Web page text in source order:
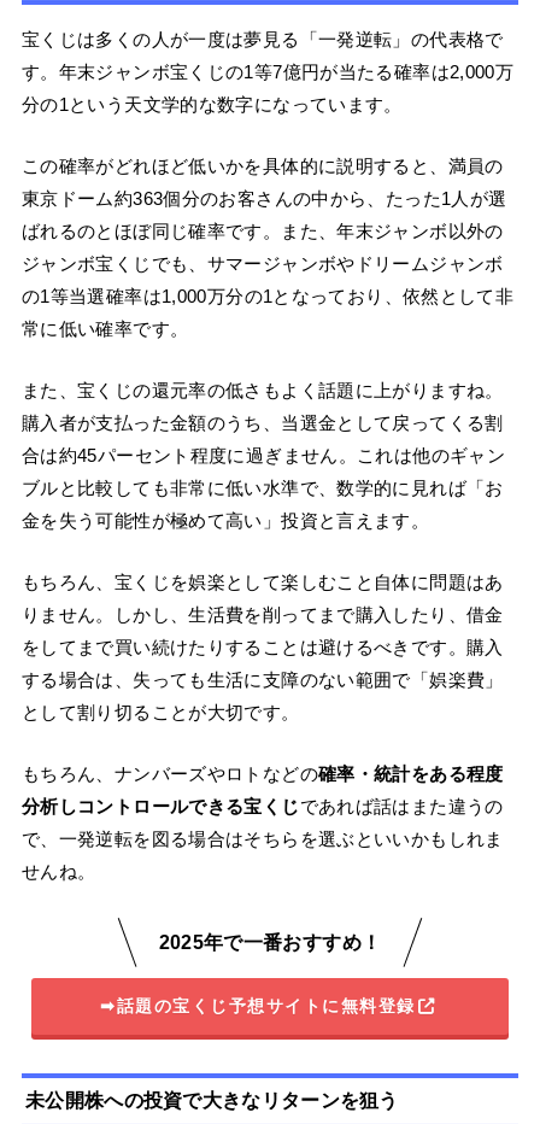
宝くじは多くの人が一度は夢見る「一発逆転」の代表格で
す。年末ジャンボ宝くじの1等7億円が当たる確率は2,000万
分の1という天文学的な数字になっています。
この確率がどれほど低いかを具体的に説明すると、満員の
東京ドーム約363個分のお客さんの中から、たった1人が選
ばれるのとほぼ同じ確率です。また、年末ジャンボ以外の
ジャンボ宝くじでも、サマージャンボやドリームジャンボ
の1等当選確率は1,000万分の1となっており、依然として非
常に低い確率です。
また、宝くじの還元率の低さもよく話題に上がりますね。
購入者が支払った金額のうち、当選金として戻ってくる割
合は約45パーセント程度に過ぎません。これは他のギャン
ブルと比較しても非常に低い水準で、数学的に見れば「お
金を失う可能性が極めて高い」投資と言えます。
もちろん、宝くじを娯楽として楽しむこと自体に問題はあ
りません。しかし、生活費を削ってまで購入したり、借金
をしてまで買い続けたりすることは避けるべきです。購入
する場合は、失っても生活に支障のない範囲で「娯楽費」
として割り切ることが大切です。
もちろん、ナンバーズやロトなどの確率・統計をある程度
分析しコントロールできる宝くじであれば話はまた違うの
で、一発逆転を図る場合はそちらを選ぶといいかもしれま
せんね。
2025年で一番おすすめ！
➡話題の宝くじ予想サイトに無料登録
未公開株への投資で大きなリターンを狙う